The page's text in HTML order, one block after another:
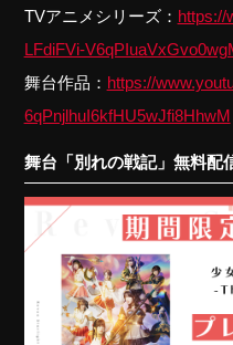
TVアニメシリーズ： https://
LFdiFVi-
舞台作品： https://
6qPnjlhuI6kfHU5wJfi8HhwM
舞台「別れの戦記」無料配